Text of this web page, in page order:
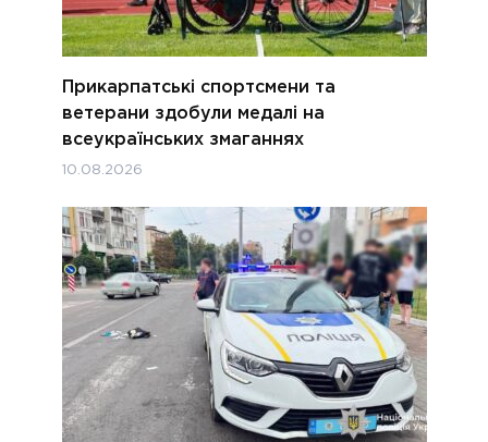
Прикарпатські спортсмени та
ветерани здобули медалі на
всеукраїнських змаганнях
10.08.2026